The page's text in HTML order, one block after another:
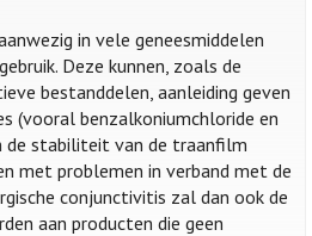
in vele geneesmiddelen
Deze kunnen, zoals de
bestanddelen, aanleiding geven
(vooral benzalkoniumchloride en
de stabiliteit van de traanfilm
met problemen in verband met de
conjunctivitis zal dan ook de
aan producten die geen